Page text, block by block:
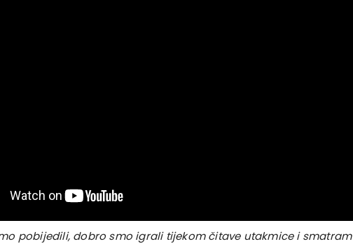
pobijedili, dobro smo igrali tijekom čitave utakmice i smatram